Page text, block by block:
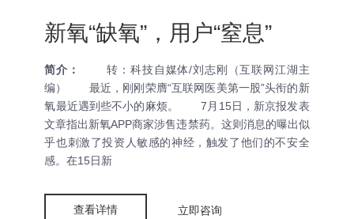
新氧“缺氧”，用户“窒息”
简介：
转：科技自媒体/刘志刚（互联网江湖主
编） 最近，刚刚荣膺“互联网医美第一股”头衔的新
氧最近遇到些不小的麻烦。 7月15日，新京报发表
文章指出新氧APP商家涉售违禁药。这则消息的曝出似
乎也刺激了投资人敏感的神经，触发了他们的不安全
感。在15日新
查看详情 立即咨询